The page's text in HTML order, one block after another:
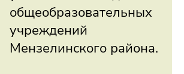
общеобразовательных
учреждений
Мензелинского района.